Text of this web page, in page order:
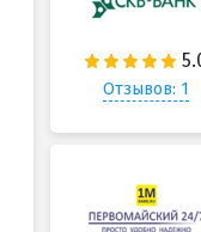
Отзывов: 1